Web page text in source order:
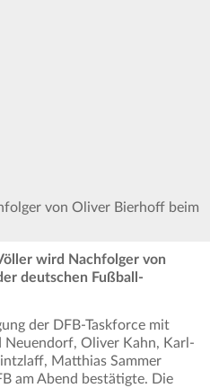
von Oliver Bierhoff beim
wird Nachfolger von
deutschen Fußball-
der DFB-Taskforce mit
Neuendorf, Oliver Kahn, Karl-
Matthias Sammer
am Abend bestätigte. Die